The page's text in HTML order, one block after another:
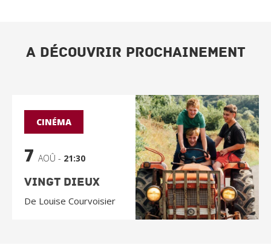
A DÉCOUVRIR PROCHAINEMENT
CINÉMA
7 AOÛ - 21:30
Vingt Dieux
De Louise Courvoisier